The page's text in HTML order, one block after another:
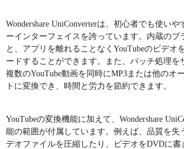
Wondershare UniConverterは、初心者でも使い
ーインターフェイスを誇っています。内蔵のブ
と、アプリを離れることなくYouTubeのビデオ
ードすることができます。また、バッチ処理を
複数のYouTube動画を同時にMP3または他のオ
トに変換でき、時間と労力を節約できます。
YouTubeの変換機能に加えて、Wondershare
能の範囲が付属しています。例えば、品質を失
デオファイルを圧縮したり、ビデオをDVDに書